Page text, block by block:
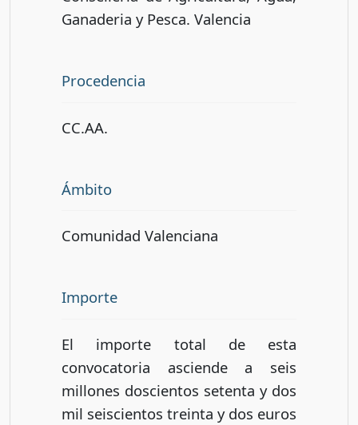
Ganaderia y Pesca. Valencia
Procedencia
CC.AA.
Ámbito
Comunidad Valenciana
Importe
El importe total de esta
convocatoria asciende a seis
millones doscientos setenta y dos
mil seiscientos treinta y dos euros